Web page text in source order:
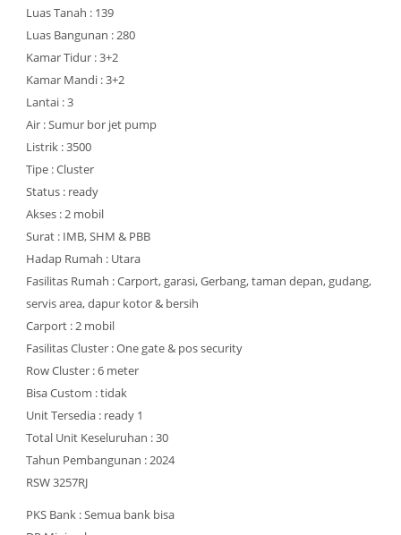
Luas Tanah : 139
Luas Bangunan : 280
Kamar Tidur : 3+2
Kamar Mandi : 3+2
Lantai : 3
Air : Sumur bor jet pump
Listrik : 3500
Tipe : Cluster
Status : ready
Akses : 2 mobil
Surat : IMB, SHM & PBB
Hadap Rumah : Utara
Fasilitas Rumah : Carport, garasi, Gerbang, taman depan, gudang,
servis area, dapur kotor & bersih
Carport : 2 mobil
Fasilitas Cluster : One gate & pos security
Row Cluster : 6 meter
Bisa Custom : tidak
Unit Tersedia : ready 1
Total Unit Keseluruhan : 30
Tahun Pembangunan : 2024
RSW 3257RJ
PKS Bank : Semua bank bisa